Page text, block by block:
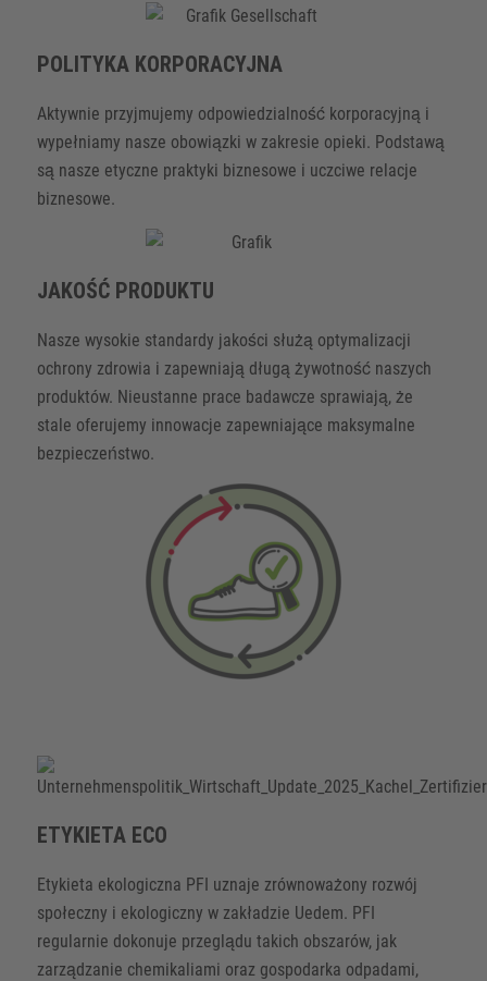
POLITYKA KORPORACYJNA
Aktywnie przyjmujemy odpowiedzialność korporacyjną i
wypełniamy nasze obowiązki w zakresie opieki. Podstawą
są nasze etyczne praktyki biznesowe i uczciwe relacje
biznesowe.
JAKOŚĆ PRODUKTU
Nasze wysokie standardy jakości służą optymalizacji
ochrony zdrowia i zapewniają długą żywotność naszych
produktów. Nieustanne prace badawcze sprawiają, że
stale oferujemy innowacje zapewniające maksymalne
bezpieczeństwo.
ETYKIETA ECO
Etykieta ekologiczna PFI uznaje zrównoważony rozwój
społeczny i ekologiczny w zakładzie Uedem. PFI
regularnie dokonuje przeglądu takich obszarów, jak
zarządzanie chemikaliami oraz gospodarka odpadami,